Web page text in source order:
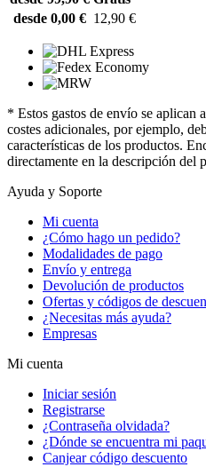
desde 0,00 € 12,90 €
* Estos gastos de envío se aplican
costes adicionales, por ejemplo,
características de los productos.
directamente en la descripción del
Ayuda y Soporte
Mi cuenta
¿Cómo hago un pedido?
Modalidades de pago
Envío y entrega
Devolución de productos
Ofertas y códigos de
¿Necesitas más ayuda?
Empresas
Mi cuenta
Iniciar sesión
Registrarse
¿Contraseña olvidada?
¿Dónde se encuentra mi
Canjear código descuento